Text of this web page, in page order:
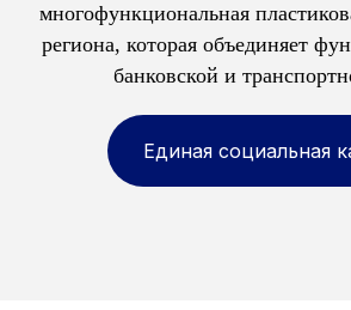
многофункциональная
региона, которая объединяет
банковской и
Единая социальная